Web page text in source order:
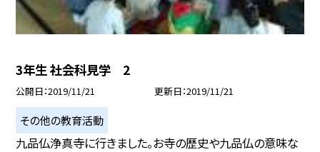
3年生 社会科見学 2
公開日 2019/11/21 更新日 2019/11/21
その他の教育活動
九品仏浄真寺に行きました。お寺の歴史や九品仏の意味な